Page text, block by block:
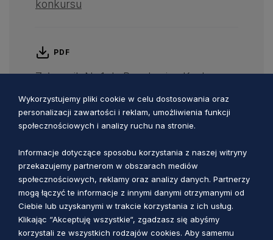
konkursu
PDF
Załącznik Nr 1 do Regulaminu Konkursu
Załącznik Nr 2 do Regulaminu Konkursu
„Nauczyciel Pomorza"
Wykorzystujemy pliki cookie w celu dostosowania oraz
personalizacji zawartości i reklam, umożliwienia funkcji
społecznościowych i analizy ruchu na stronie.
Informacje dotyczące sposobu korzystania z naszej witryny
przekazujemy partnerom w obszarach mediów
społecznościowych, reklamy oraz analizy danych. Partnerzy
mogą łączyć te informacje z innymi danymi otrzymanymi od
Ciebie lub uzyskanymi w trakcie korzystania z ich usług.
Klikając “Akceptuję wszystkie“, zgadzasz się abyśmy
korzystali ze wszystkich rodzajów cookies. Aby samemu